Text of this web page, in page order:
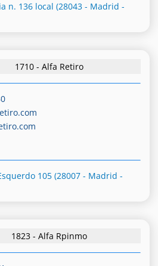
n. 136 local (28043 - Madrid -
1710 - Alfa Retiro
105 (28007 - Madrid -
1823 - Alfa Rpinmo